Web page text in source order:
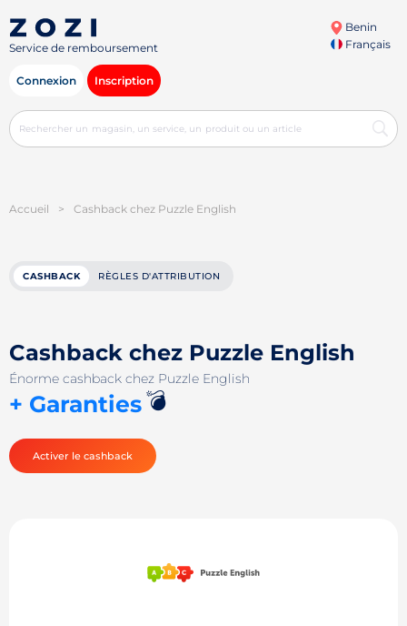
Service de remboursement
Benin
Français
Connexion Inscription
Accueil > Cashback chez Puzzle English
CASHBACK RÈGLES D'ATTRIBUTION
Cashback chez Puzzle English
Énorme cashback chez Puzzle English
+ Garanties💣
Activer le cashback